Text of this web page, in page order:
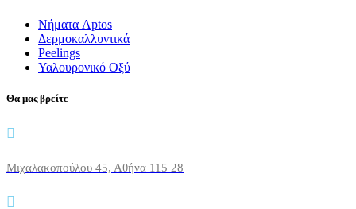
Νήματα Aptos
Δερμοκαλλυντικά
Peelings
Υαλουρονικό Οξύ
Θα μας βρείτε
Μιχαλακοπούλου 45, Αθήνα 115 28